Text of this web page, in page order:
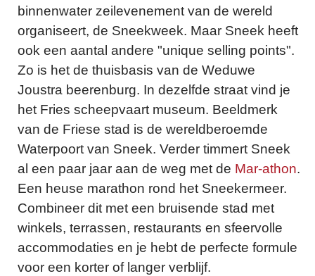
binnenwater zeilevenement van de wereld
organiseert, de Sneekweek. Maar Sneek heeft
ook een aantal andere "unique selling points".
Zo is het de thuisbasis van de Weduwe
Joustra beerenburg. In dezelfde straat vind je
het Fries scheepvaart museum. Beeldmerk
van de Friese stad is de wereldberoemde
Waterpoort van Sneek. Verder timmert Sneek
al een paar jaar aan de weg met de Mar-athon.
Een heuse marathon rond het Sneekermeer.
Combineer dit met een bruisende stad met
winkels, terrassen, restaurants en sfeervolle
accommodaties en je hebt de perfecte formule
voor een korter of langer verblijf.